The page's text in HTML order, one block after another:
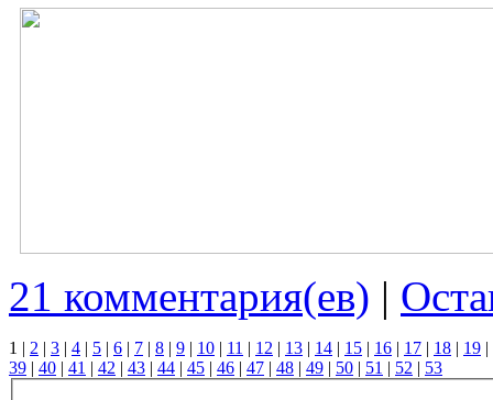
21 комментария(ев) |
1 | 2 | 3 | 4 | 5 | 6 | 7 | 8 | 9 | 10 | 11 | 12 | 13 | 14 | 15 | 16 | 17 | 18 | 19 |
39 | 40 | 41 | 42 | 43 | 44 | 45 | 46 | 47 | 48 | 49 | 50 | 51 | 52 | 53